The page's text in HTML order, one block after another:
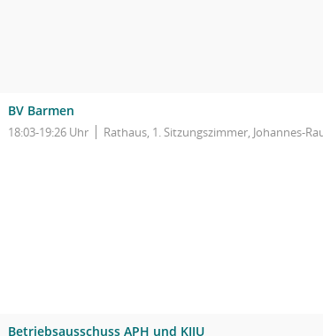
BV Barmen
18:03-19:26 Uhr Rathaus, 1. Sitzungszimmer, Johannes-
Betriebsausschuss APH und KIJU